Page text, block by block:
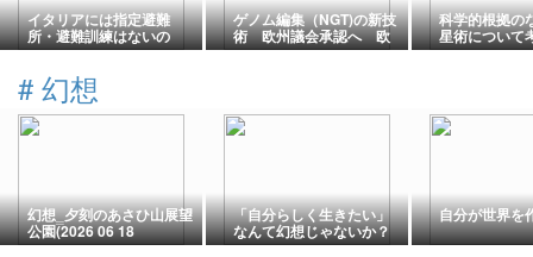
イタリアには指定避難
所・避難訓練はないの
か？​南イタリアの地震・
ゲノム編集（NGT)の新技
術 欧州議会承認へ 欧
州市場はどう変わる？
科学的根拠の
星術について
# 幻想
幻想‗夕刻のあさひ山展望
公園(2026 06 18
「自分らしく生きたい」
なんて幻想じゃないか？
自分が世界を